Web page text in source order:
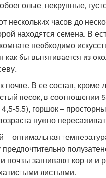
некрупные,
нескольких часов до
находятся семена. В
необходимо
бы вытягивается из
почве. В ее состав,
песок, в
5.5), горшок –
нужно
оптимальная
почвы загнивают корни и
листьями.